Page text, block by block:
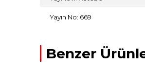
Yayın No: 669
Benzer